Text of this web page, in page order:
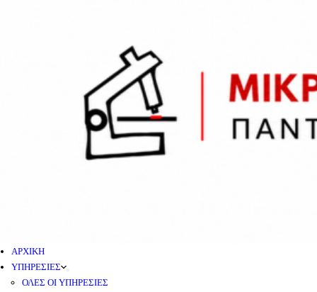
ΑΡΧΙΚΗ
ΥΠΗΡΕΣΙΕΣ
ΟΛΕΣ ΟΙ ΥΠΗΡΕΣΙΕΣ